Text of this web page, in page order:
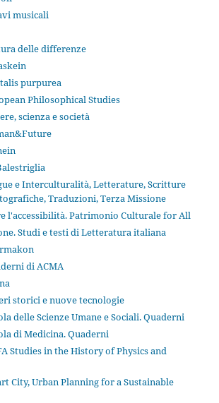
musicali
delle differenze
purpurea
Philosophical Studies
scienza e società
e Interculturalità, Letterature, Scritture
Traduzioni, Terza Missione
l'accessibilità. Patrimonio Culturale for All
Studi e testi di Letteratura italiana
di ACMA
storici e nuove tecnologie
delle Scienze Umane e Sociali. Quaderni
di Medicina. Quaderni
Studies in the History of Physics and
City, Urban Planning for a Sustainable